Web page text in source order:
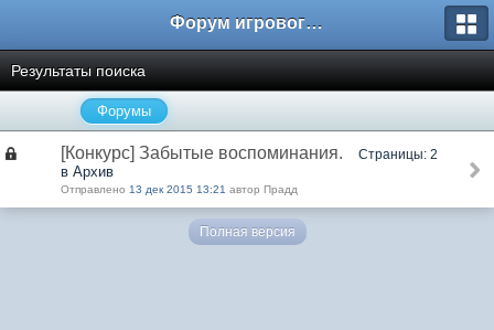
Форум игрового проекта Riverrise
Результаты поиска
Форумы
[Конкурс] Забытые воспоминания. Страницы: 2
в Архив
Отправлено 13 дек 2015 13:21 автор Прадд
Полная версия